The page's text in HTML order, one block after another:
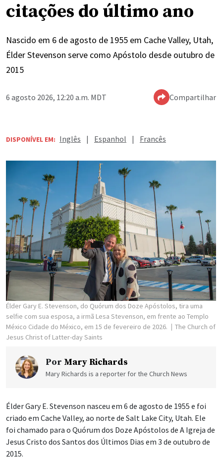
citações do último ano
Nascido em 6 de agosto de 1955 em Cache Valley, Utah,
Élder Stevenson serve como Apóstolo desde outubro de
2015
6 agosto 2026, 12:20 a.m. MDT Compartilhar
DISPONÍVEL EM: Inglês | Espanhol | Francês
Élder Gary E. Stevenson, do Quórum dos Doze Apóstolos, tira uma
selfie com sua esposa, a irmã Lesa Stevenson, em frente ao Templo
México Cidade do México, em 15 de fevereiro de 2026.
The Church of
Jesus Christ of Latter-day Saints
Por Mary Richards
Mary Richards is a reporter for the Church News
Élder Gary E. Stevenson nasceu em 6 de agosto de 1955 e foi
criado em Cache Valley, ao norte de Salt Lake City, Utah. Ele
foi chamado para o Quórum dos Doze Apóstolos de A Igreja de
Jesus Cristo dos Santos dos Últimos Dias em 3 de outubro de
2015.